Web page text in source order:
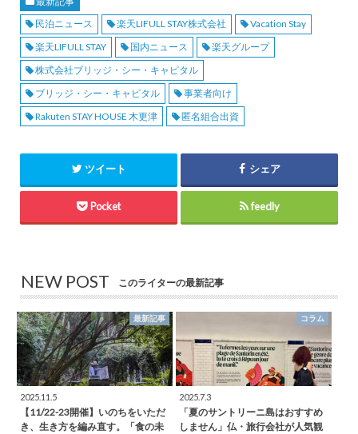
民泊ニュース
楽天LIFULL STAY株式会社
Vacation Stay
楽天LIFULL STAY
国内ニュース
楽天グループ
株式会社ブリッジ・シー・キャピタル
ブリッジ・シー・キャピタル
事業者向け
Rakuten STAY HOUSE 木更津
匿名組合出資
ツイート シェア
Pocket feedly
NEW POST このライターの最新記事
最新記事
2025.11.5
【11/22-23開催】いのちをいただ
き、生き方を編み直す。「食の未
コラム
2025.7.3
「夏のサントリーニ島はおすすめ
しません」仏・旅行会社が人気観